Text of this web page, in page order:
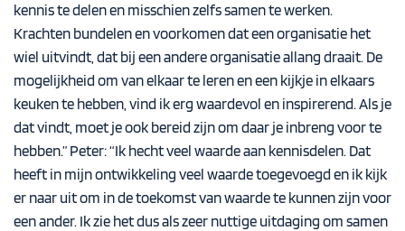
kennis te delen en misschien zelfs samen te werken.
Krachten bundelen en voorkomen dat een organisatie het
wiel uitvindt, dat bij een andere organisatie allang draait. De
mogelijkheid om van elkaar te leren en een kijkje in elkaars
keuken te hebben, vind ik erg waardevol en inspirerend. Als je
dat vindt, moet je ook bereid zijn om daar je inbreng voor te
hebben.” Peter: “Ik hecht veel waarde aan kennisdelen. Dat
heeft in mijn ontwikkeling veel waarde toegevoegd en ik kijk
er naar uit om in de toekomst van waarde te kunnen zijn voor
een ander. Ik zie het dus als zeer nuttige uitdaging om samen